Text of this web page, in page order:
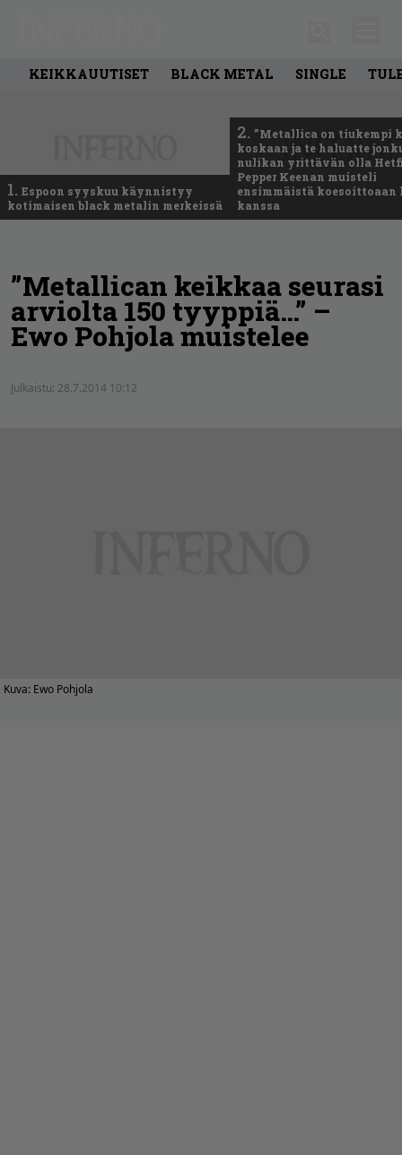
KEIKKAUUTISET BLACK METAL SINGLE
1. Espoon syyskuu käynnistyy
kotimaisen black metalin merkeissä
2. ”Metallica on tiukempi
koskaan ja te haluatte
nulikan yrittävän olla
Pepper Keenan muisteli
ensimmäistä
kanssa
”Metallican keikkaa seurasi
arviolta 150 tyyppiä…” –
Ewo Pohjola muistelee
Julkaistu: 28.7.2014 10:12
Kuva: Ewo Pohjola